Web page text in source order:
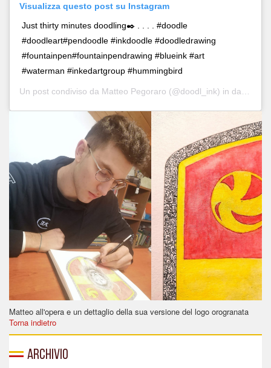
Visualizza questo post su Instagram
Just thirty minutes doodling✒️ . . . . #doodle
#doodleart#pendoodle #inkdoodle #doodledrawing
#fountainpen#fountainpendrawing #blueink #art
#waterman #inkedartgroup #hummingbird
Un post condiviso da Matteo Pegoraro (@doodl_ink) in data:
Matteo all'opera e un dettaglio della sua versione del logo orogranata
Torna indietro
Archivio